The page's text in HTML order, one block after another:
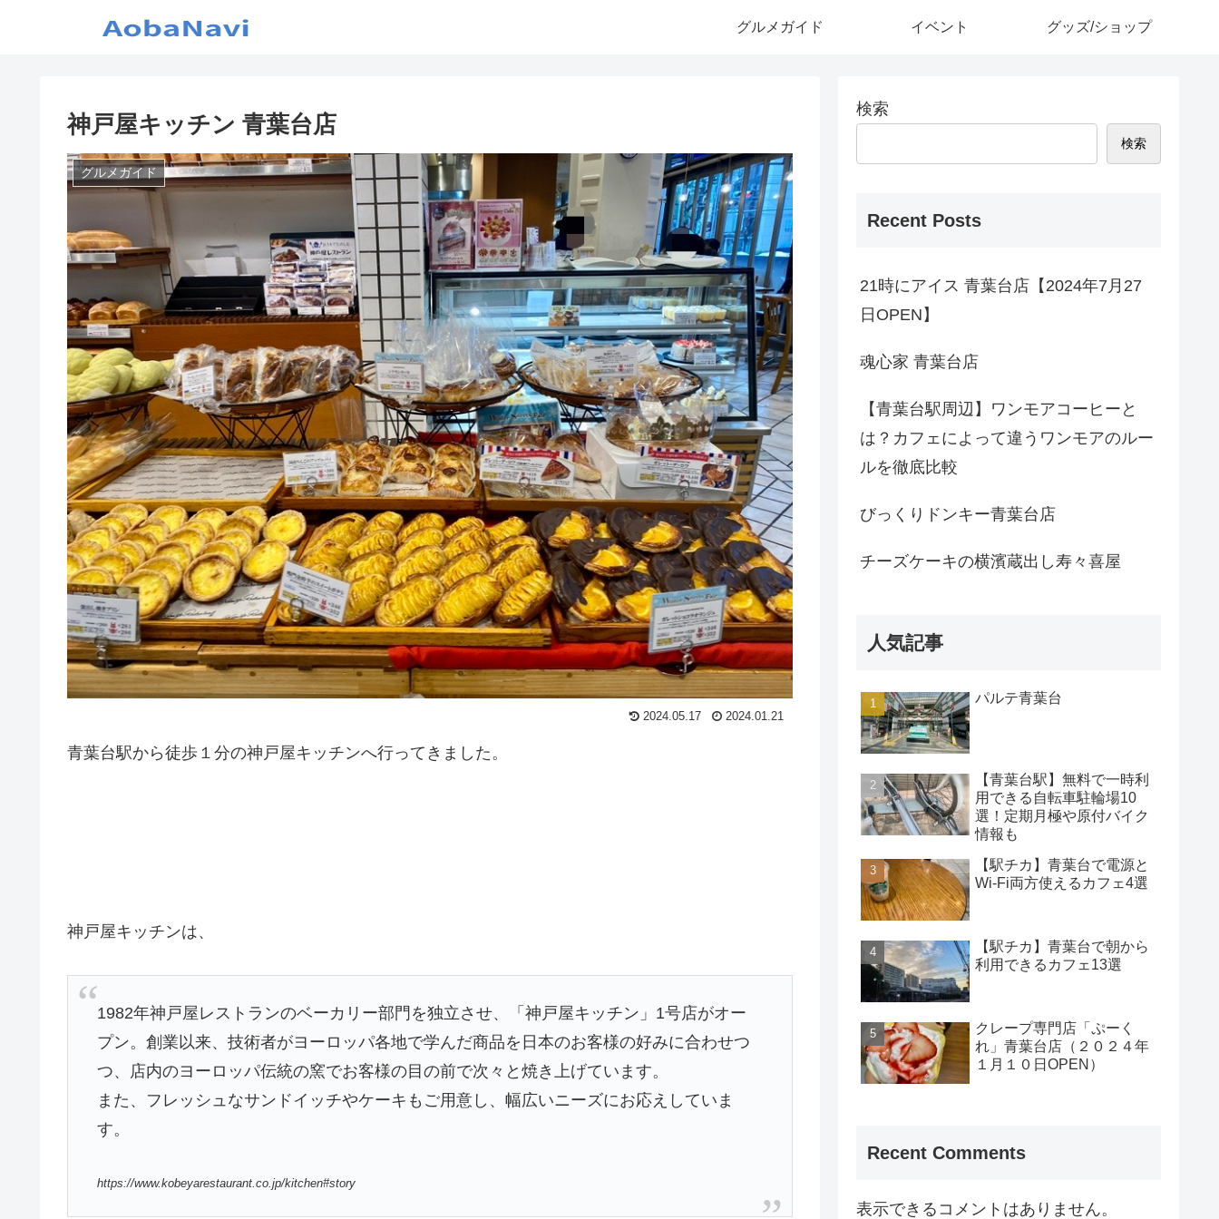
グルメガイド イベント グッズ/ショップ
神戸屋キッチン 青葉台店
グルメガイド
2024.05.17 2024.01.21
青葉台駅から徒歩１分の神戸屋キッチンへ行ってきました。
神戸屋キッチンは、
1982年神戸屋レストランのベーカリー部門を独立させ、「神戸屋キッチン」1号店がオー
プン。創業以来、技術者がヨーロッパ各地で学んだ商品を日本のお客様の好みに合わせつ
つ、店内のヨーロッパ伝統の窯でお客様の目の前で次々と焼き上げています。
また、フレッシュなサンドイッチやケーキもご用意し、幅広いニーズにお応えしていま
す。
https://www.kobeyarestaurant.co.jp/kitchen#story
検索
検索
Recent Posts
21時にアイス 青葉台店【2024年7月27
日OPEN】
魂心家 青葉台店
【青葉台駅周辺】ワンモアコーヒーと
は？カフェによって違うワンモアのルー
ルを徹底比較
びっくりドンキー青葉台店
チーズケーキの横濱蔵出し寿々喜屋
人気記事
パルテ青葉台
【青葉台駅】無料で一時利
用できる自転車駐輪場10
選！定期月極や原付バイク
情報も
【駅チカ】青葉台で電源と
Wi-Fi両方使えるカフェ4選
【駅チカ】青葉台で朝から
利用できるカフェ13選
クレープ専門店「ぷーく
れ」青葉台店（２０２４年
１月１０日OPEN）
Recent Comments
表示できるコメントはありません。